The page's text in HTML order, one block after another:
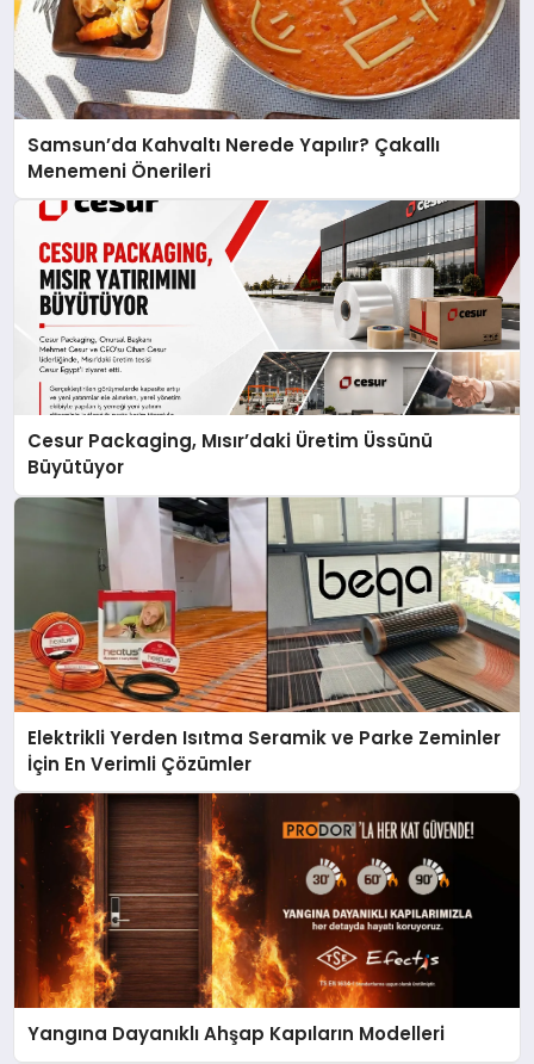
Samsun’da Kahvaltı Nerede Yapılır? Çakallı
Menemeni Önerileri
Cesur Packaging, Mısır’daki Üretim Üssünü
Büyütüyor
Elektrikli Yerden Isıtma Seramik ve Parke Zeminler
İçin En Verimli Çözümler
Yangına Dayanıklı Ahşap Kapıların Modelleri